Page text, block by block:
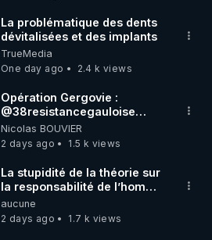
La problématique des dents
dévitalisées et des implants
TrueMedia
One day ago
2.4 k views
Opération Gergovie :
‪@38resistancegauloise‬
‪@MarionSigautOfficiel‬
‪@gladysriifard5710‬ Laëtitia
Nicolas BOUVIER
2 days ago
1.5 k views
La stupidité de la théorie sur
la responsabilité de l’homme
concernant le dioxyde de
carbone.
aucune
2 days ago
1.7 k views